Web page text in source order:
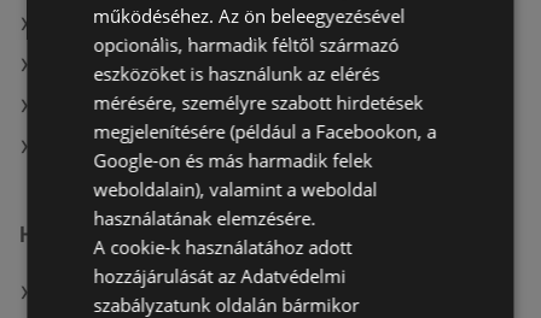
A(z) Spar aktuális akciós újságjai
A(z) Chef Market aktuális akciós újságjai
A(z) ÁRKLUB aktuális akciós újságjai
A(z) Reál üzletei itt: Sopron-Fertődi
Hasonló kiskereskedők
A(z) Penny-Market Kft. ajánlatai
működéséhez. Az ön beleegyezésével
opcionális, harmadik féltől származó
eszközöket is használunk az elérés
mérésére, személyre szabott hirdetések
megjelenítésére (például a Facebookon, a
Google-on és más harmadik felek
weboldalain), valamint a weboldal
használatának elemzésére.
A cookie-k használatához adott
hozzájárulását az Adatvédelmi
szabályzatunk oldalán bármikor